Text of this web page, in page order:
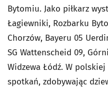
Bytomiu. Jako piłkarz
Łagiewniki, Rozbarku
Chorzów, Bayeru 05
SG Wattenscheid 09,
Widzewa Łódź. W
spotkań, zdobywając